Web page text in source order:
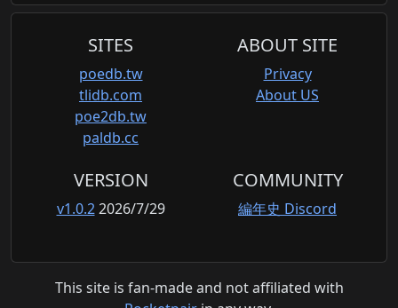
SITES
poedb.tw
tlidb.com
poe2db.tw
paldb.cc
ABOUT SITE
Privacy
About US
VERSION
v1.0.22026/7/29
COMMUNITY
編年史 Discord
This site is fan-made and not affiliated with